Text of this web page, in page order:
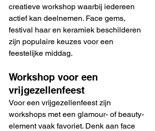
creatieve workshop waarbij iedereen
actief kan deelnemen. Face gems,
festival haar en keramiek beschilderen
zijn populaire keuzes voor een
feestelijke middag.
Workshop voor een
vrijgezellenfeest
Voor een vrijgezellenfeest zijn
workshops met een glamour- of beauty-
element vaak favoriet. Denk aan face